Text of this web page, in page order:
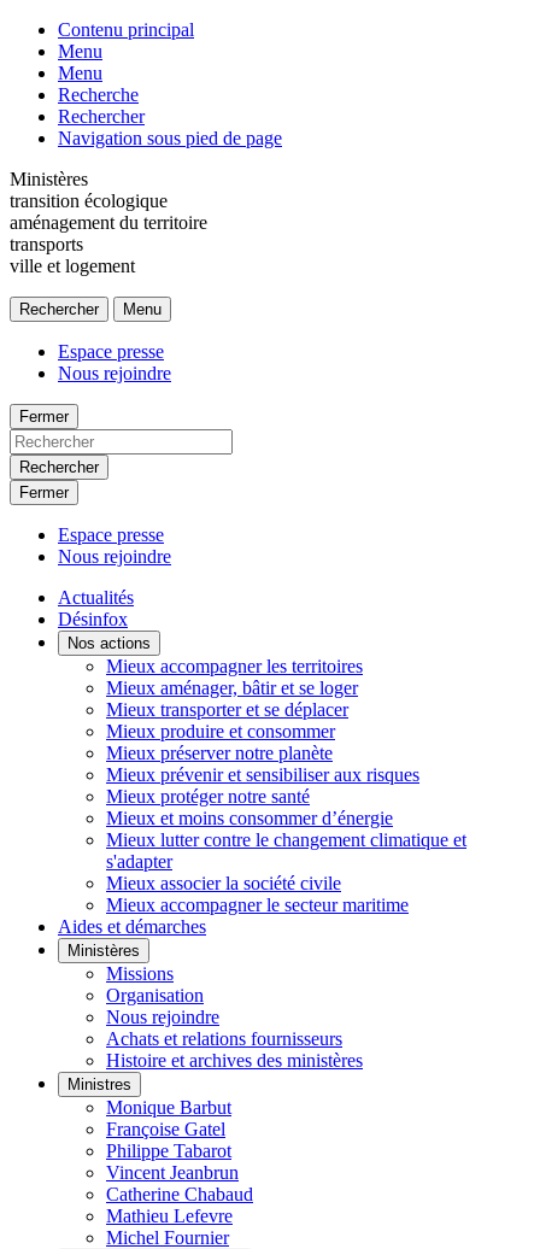
Contenu principal
Menu
Menu
Recherche
Rechercher
Navigation sous pied de page
Ministères
transition écologique
aménagement du territoire
transports
ville et logement
Rechercher Menu
Espace presse
Nous rejoindre
Fermer
Rechercher
Fermer
Espace presse
Nous rejoindre
Actualités
Désinfox
Nos actions
Mieux accompagner les territoires
Mieux aménager, bâtir et se loger
Mieux transporter et se déplacer
Mieux produire et consommer
Mieux préserver notre planète
Mieux prévenir et sensibiliser aux risques
Mieux protéger notre santé
Mieux et moins consommer d’énergie
Mieux lutter contre le changement climatique et
s'adapter
Mieux associer la société civile
Mieux accompagner le secteur maritime
Aides et démarches
Ministères
Missions
Organisation
Nous rejoindre
Achats et relations fournisseurs
Histoire et archives des ministères
Ministres
Monique Barbut
Françoise Gatel
Philippe Tabarot
Vincent Jeanbrun
Catherine Chabaud
Mathieu Lefevre
Michel Fournier